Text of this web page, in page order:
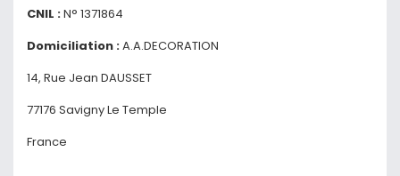
CNIL :N° 1371864
Domiciliation :A.A.DECORATION
14, Rue Jean DAUSSET
77176 Savigny Le Temple
France